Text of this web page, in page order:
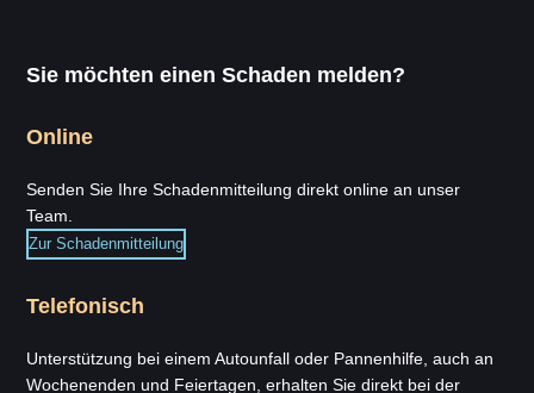
Sie möchten einen Schaden melden?
Online
Senden Sie Ihre Schadenmitteilung direkt online an unser
Team.
Zur Schadenmitteilung
Telefonisch
Unterstützung bei einem Autounfall oder Pannenhilfe, auch an
Wochenenden und Feiertagen, erhalten Sie direkt bei der